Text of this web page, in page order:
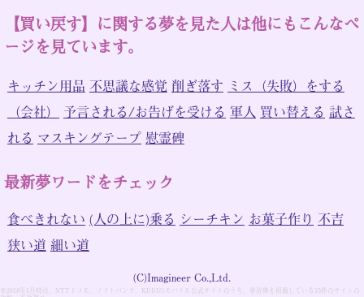
【買い戻す】に関する夢を見た人は他にもこんなペ
ージを見ています。
キッチン用品 不思議な感覚 削ぎ落す ミス（失敗）をする
（会社）
予言される/お告げを受ける 軍人 買い替える 試さ
れる マスキングテープ 慰霊碑
最新夢ワードをチェック
食べきれない (人の上に)乗る シーチキン お菓子作り 不吉
狭い道 細い道
(C)Imagineer Co.,Ltd.
※2018年1月時点。NTTドコモ、ソフトバンク、KDDIのモバイル公式サイトのうち、夢辞典を掲載している15件のサイトの